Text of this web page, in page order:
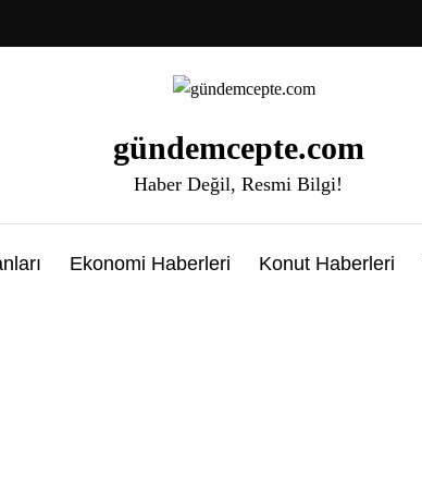
gündemcepte.com
Haber Değil, Resmi Bilgi!
Ekonomi Haberleri Konut Haberleri